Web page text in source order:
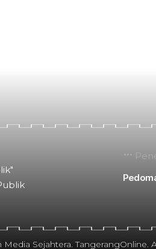
Media Sejahtera. TangerangOnline.